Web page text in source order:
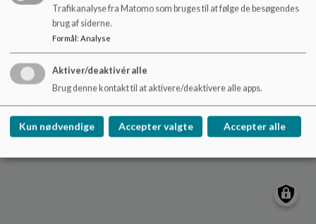
+45 39 98 51 60
EAN NR.
5798008646003
Webtilgængelighedserklæring
Sitemap
Cookie politik
Trafikanalyse fra Matomo som bruges til at følge de besøgendes
brug af siderne.
Formål: Analyse
Aktiver/deaktivér alle
Brug denne kontakt til at aktivere/deaktivere alle apps.
Kun nødvendige Accepter valgte Accepter alle